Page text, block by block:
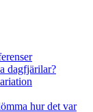
dagfjärilar?
hur det var